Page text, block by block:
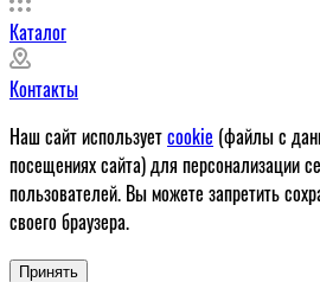
Каталог
Контакты
Наш сайт используетcookie (файлы с
посещениях сайта) для персонализации
пользователей. Вы можете запретить
своего браузера.
Принять